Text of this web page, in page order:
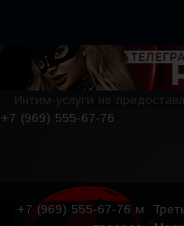
Интим-услуги не
+7 (969) 555-67-76
+7 (969) 555-67-76 м.